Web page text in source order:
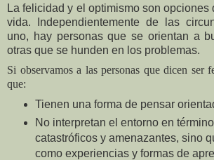
La felicidad y el optimismo son opciones
vida. Independientemente de las
uno, hay personas que se orientan a
otras que se hunden en los problemas.
Si observamos a las personas que dicen ser
que:
Tienen una forma de pensar
No interpretan el entorno en
catastróficos y amenazantes, sino
como experiencias y formas de